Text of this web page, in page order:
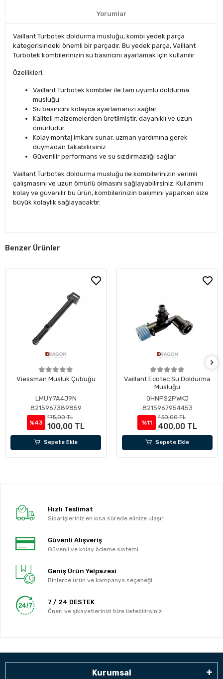
Yorumlar
Vaillant Turbotek doldurma musluğu, kombi yedek parça
kategorisindeki önemli bir parçadır. Bu yedek parça, Vaillant
Turbotek kombilerinizin su basıncını ayarlamak için kullanılır.
Özellikleri:
Vaillant Turbotek kombiler ile tam uyumlu doldurma
musluğu
Su basıncını kolayca ayarlamanızı sağlar
Kaliteli malzemelerden üretilmiştir, dayanıklı ve uzun
ömürlüdür
Kolay montaj imkanı sunar, uzman yardımına gerek
duymadan takabilirsiniz
Güvenilir performans ve su sızdırmazlığı sağlar
Vaillant Turbotek doldurma musluğu ile kombilerinizin verimli
çalışmasını ve uzun ömürlü olmasını sağlayabilirsiniz. Kullanımı
kolay ve güvenilir bu ürün, kombilerinizin bakımını yaparken size
büyük kolaylık sağlayacaktır.
Benzer Ürünler
Viessman Musluk Çubuğu
LMUY7A4J9N
8215967389859
%43
175,00 TL
100,00 TL
Sepete Ekle
Vaillant Ecotec Su Doldurma
Musluğu
0HNPS2PWKJ
8215967954453
%11
450,00 TL
400,00 TL
Sepete Ekle
Hızlı Teslimat
Siparişleriniz en kısa sürede elinize ulaşır.
Güvenli Alışveriş
Güvenli ve kolay ödeme sistemi
Geniş Ürün Yelpazesi
Binlerce ürün ve kampanya seçeneği
7 / 24 DESTEK
Öneri ve şikayetlerinizi bize iletebilirsiniz.
Kurumsal